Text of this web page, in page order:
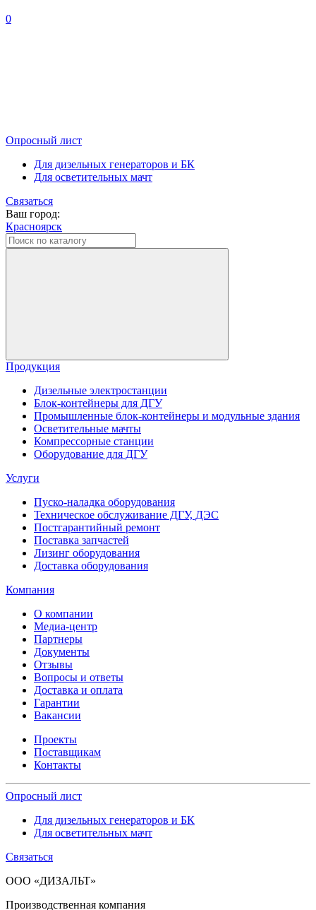
0
Опросный лист
Для дизельных генераторов и БК
Для осветительных мачт
Связаться
Ваш город:
Красноярск
Продукция
Дизельные электростанции
Блок-контейнеры для ДГУ
Промышленные блок-контейнеры и модульные здания
Осветительные мачты
Компрессорные станции
Оборудование для ДГУ
Услуги
Пуско-наладка оборудования
Техническое обслуживание ДГУ, ДЭС
Постгарантийный ремонт
Поставка запчастей
Лизинг оборудования
Доставка оборудования
Компания
О компании
Медиа-центр
Партнеры
Документы
Отзывы
Вопросы и ответы
Доставка и оплата
Гарантии
Вакансии
Проекты
Поставщикам
Контакты
Опросный лист
Для дизельных генераторов и БК
Для осветительных мачт
Связаться
ООО «ДИЗАЛЬТ»
Производственная компания